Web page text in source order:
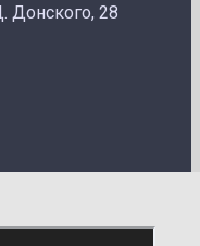
Донского, 28